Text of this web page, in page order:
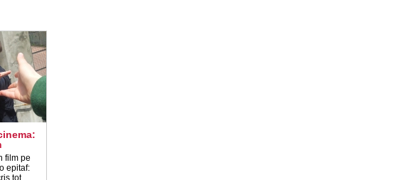
film pe
epitaf:
tot